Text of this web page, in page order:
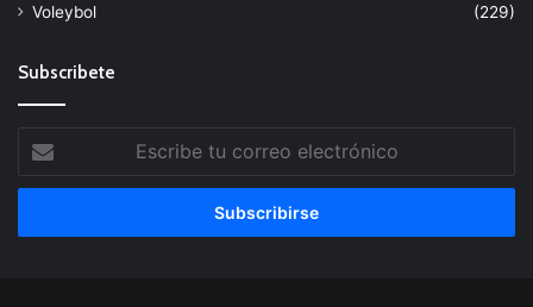
Voleybol
(229)
Subscribete
tu
correo